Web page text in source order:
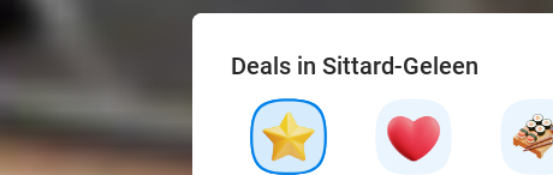
Deals in Sittard-Geleen